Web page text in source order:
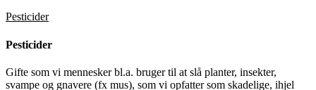
Pesticider
Pesticider
Gifte som vi mennesker bl.a. bruger til at slå planter, insekter,
svampe og gnavere (fx mus), som vi opfatter som skadelige, ihjel